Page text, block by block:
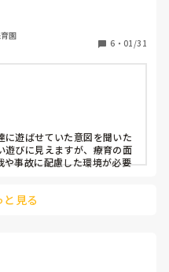
と言うような様子で遊びを
職員は言えず💦いつか怪我
てからキャスター付きの椅
反応が怖いなと感じていま
園
6 ・ 01/31
遊ばせていた意図を聞いた
遊びに見えますが、療育の面
や事故に配慮した環境が必要
見る